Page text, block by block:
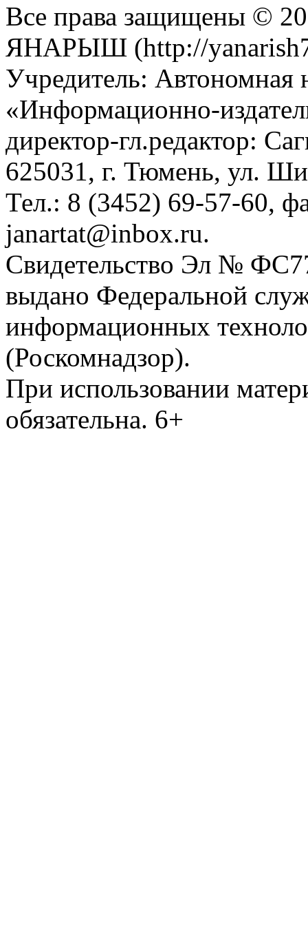
Все права защищены ©
ЯНАРЫШ (http://
Учредитель: Автономная
«Информационно-
директор-гл.редактор:
625031, г. Тюмень, ул.
Тел.: 8 (3452) 69-57-60,
janartat@inbox.ru.
Свидетельство Эл №
выдано Федеральной
информационных
(Роскомнадзор).
При использовании
обязательна. 6+